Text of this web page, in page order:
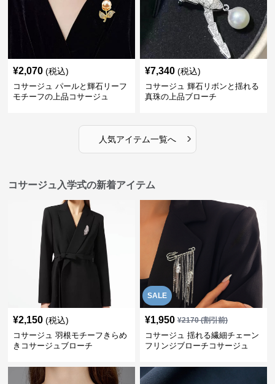
¥2,070 (税込)
コサージュ パールと輝石リーフ
モチーフの上品コサージュ
¥7,340 (税込)
コサージュ 輝石リボンと揺れる
真珠の上品ブローチ
人気アイテム一覧へ ›
コサージュ入学式の新着アイテム
¥2,150 (税込)
コサージュ 羽根モチーフきらめ
きコサージュブローチ
SALE
¥1,950 ¥2170(割引前)
コサージュ 揺れる繊細チェーン
フリンジブローチコサージュ